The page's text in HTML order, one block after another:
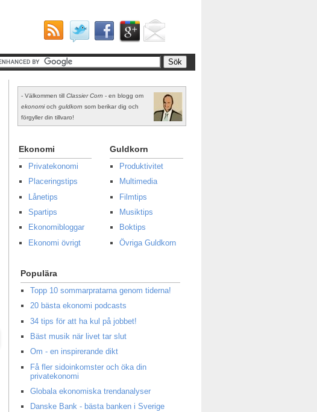
- Välkommen till Classier Corn - en blogg om
ekonomioch guldkorn som berikar dig och
förgyller din tillvaro!
Ekonomi
Privatekonomi
Placeringstips
Lånetips
Spartips
Ekonomibloggar
Ekonomi övrigt
Guldkorn
Produktivitet
Multimedia
Filmtips
Musiktips
Boktips
Övriga Guldkorn
Populära
Topp 10 sommarpratarna genom tiderna!
20 bästa ekonomi podcasts
34 tips för att ha kul på jobbet!
Bäst musik när livet tar slut
Om - en inspirerande dikt
Få fler sidoinkomster och öka din
privatekonomi
Globala ekonomiska trendanalyser
Danske Bank - bästa banken i Sverige